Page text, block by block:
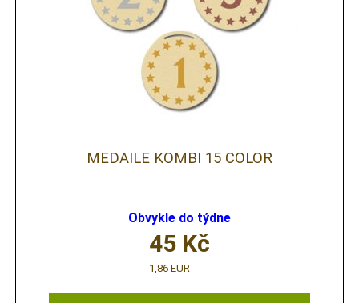
MEDAILE KOMBI 15 COLOR
Obvykle do týdne
45 Kč
1,86 EUR